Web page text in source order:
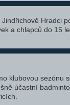
Hradci
a chlapců do 15
klubovou sezónu
účastní